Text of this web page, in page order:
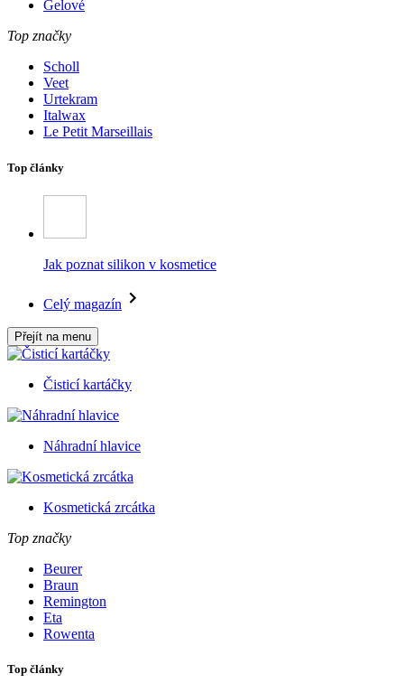
Gelové
Top značky
Scholl
Veet
Urtekram
Italwax
Le Petit Marseillais
Top články
Jak poznat silikon v kosmetice
Celý magazín
Přejít na menu
Čisticí kartáčky
Náhradní hlavice
Kosmetická zrcátka
Top značky
Beurer
Braun
Remington
Eta
Rowenta
Top články